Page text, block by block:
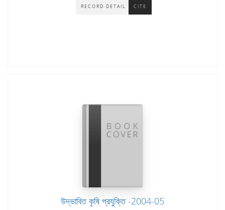
RECORD DETAIL CITE
উদ্ভাবিত কৃষি প্রযুক্তি -2004-05